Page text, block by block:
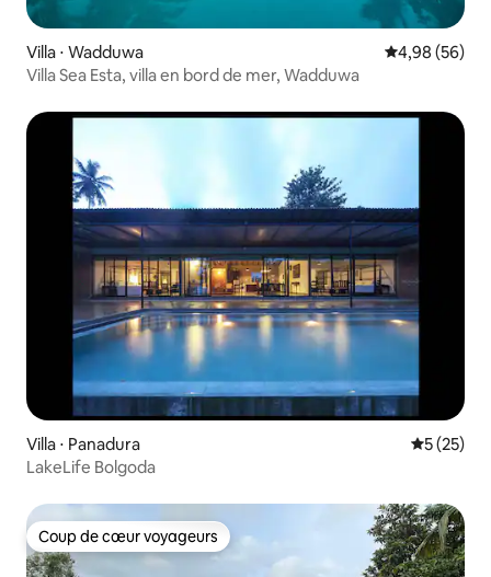
Villa ⋅ Wadduwa Évaluation
4,98 (56)
Villa Sea Esta, villa en bord de mer, Wadduwa
Villa ⋅ Panadura
5 (25)
LakeLife Bolgoda
Coup de cœur voyageurs
Coup de cœur voyageurs